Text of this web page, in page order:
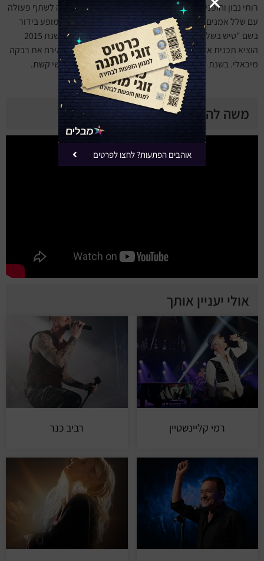
רותי נבון וחופני כהן. בשנות האלפיים המאוחרות הוא מרבה לשתף פעולה
עם שלל אמנים בניהם: ג'קי לוי וקובי אריאלי שאיתם הוציא מופע בידור
בשם "טיש בשלושה". יורם טהרלב במופע "לטיש יש זקן". בשנת 2015
הוציא תכנית אירוח שבה אירח את שייקה לוי ובשנת 2016 אירח את רבקה
מיכאלי. בשנת 2017 החל לשתף פעולה עם טוביה צפיר וששי קשת.
משה להב ביוטיוב
אולי יעניין אותך
רמי קליינשטיין רביב כנר
אוהבים הפתעות? לחצו לפרטים